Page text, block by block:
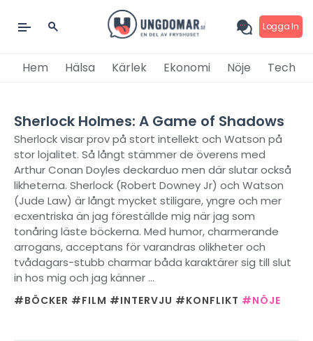
Logga In
Hem Hälsa Kärlek Ekonomi Nöje Tech
Sherlock Holmes: A Game of Shadows
Sherlock visar prov på stort intellekt och Watson på
stor lojalitet. Så långt stämmer de överens med
Arthur Conan Doyles deckarduo men där slutar också
likheterna. Sherlock (Robert Downey Jr) och Watson
(Jude Law) är långt mycket stiligare, yngre och mer
ecxentriska än jag föreställde mig när jag som
tonåring läste böckerna. Med humor, charmerande
arrogans, acceptans för varandras olikheter och
tvådagars-stubb charmar båda karaktärer sig till slut
in hos mig och jag känner ...
#BÖCKER #FILM #INTERVJU #KONFLIKT #NÖJE